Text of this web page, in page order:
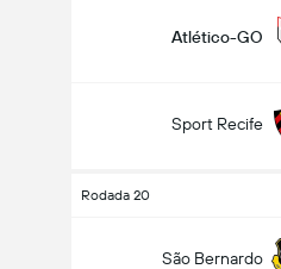
Atlético-GO
Sport Recife
Rodada 20
São Bernardo